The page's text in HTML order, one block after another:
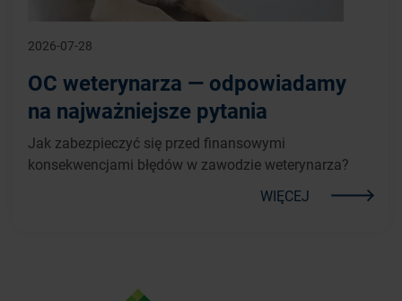
2026-07-28
OC weterynarza — odpowiadamy
na najważniejsze pytania
Jak zabezpieczyć się przed finansowymi
konsekwencjami błędów w zawodzie weterynarza?
WIĘCEJ